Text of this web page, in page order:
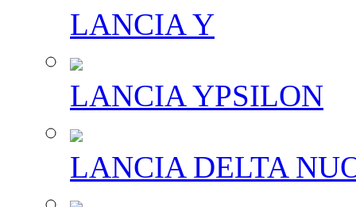
LANCIA Y
LANCIA YPSILON
LANCIA DELTA